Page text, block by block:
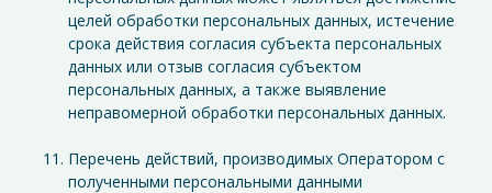
целей обработки персональных данных, истечение
срока действия согласия субъекта персональных
данных или отзыв согласия субъектом
персональных данных, а также выявление
неправомерной обработки персональных данных.
Перечень действий, производимых Оператором с
полученными персональными данными